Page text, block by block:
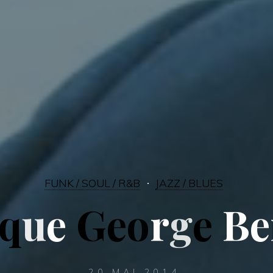
FUNK / SOUL / R&B JAZZ / BLUES
ue George Be